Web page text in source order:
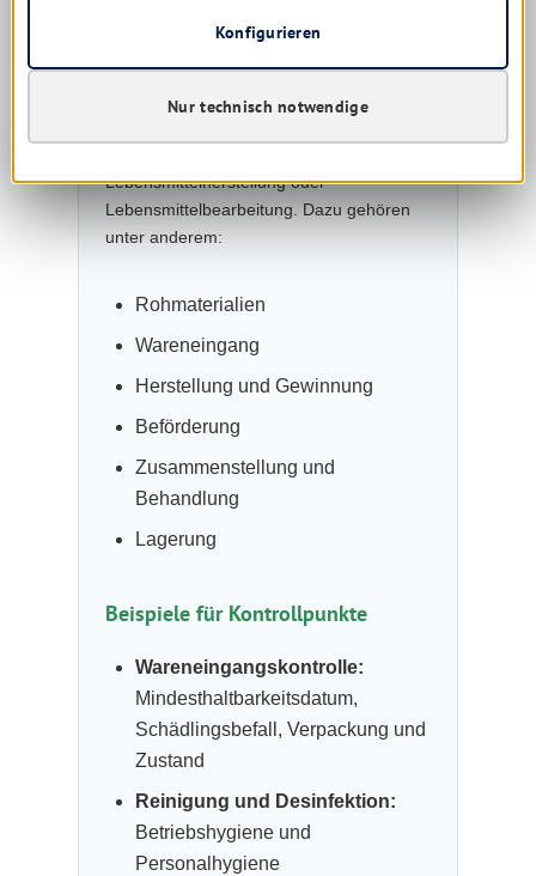
verringern lässt.
Was ist eine Stufe?
Lebensmittelherstellung oder
Lebensmittelbearbeitung. Dazu gehören
unter anderem:
Rohmaterialien
Wareneingang
Herstellung und Gewinnung
Beförderung
Zusammenstellung und
Behandlung
Lagerung
Beispiele für Kontrollpunkte
Wareneingangskontrolle:
Mindesthaltbarkeitsdatum,
Schädlingsbefall, Verpackung und
Zustand
Reinigung und Desinfektion:
Betriebshygiene und
Personalhygiene
Nur technisch notwendige
Konfigurieren